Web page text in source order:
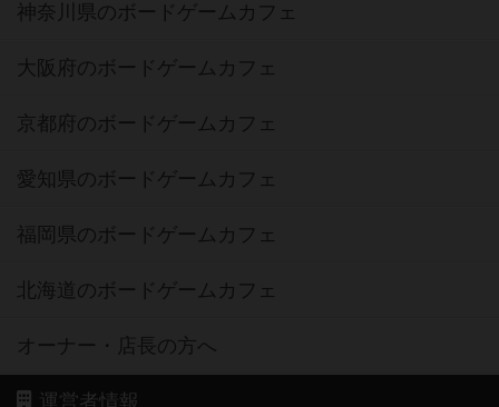
神奈川県のボードゲームカフェ
大阪府のボードゲームカフェ
京都府のボードゲームカフェ
愛知県のボードゲームカフェ
福岡県のボードゲームカフェ
北海道のボードゲームカフェ
オーナー・店長の方へ
運営者情報